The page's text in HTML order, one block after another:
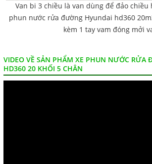
Van bi 3 chiều là van dùng để đảo chiều
phun nước rửa đường Hyundai hd360
kèm 1 tay vam đóng mởi
VIDEO VỀ SẢN PHẨM XE PHUN NƯỚC RỬA
HD360 20 KHỐI 5 CHÂN